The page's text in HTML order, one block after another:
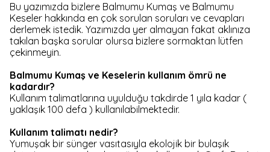
Bu yazımızda bizlere Balmumu Kumaş ve Balmumu
Keseler hakkında en çok sorulan soruları ve cevapları
derlemek istedik. Yazımızda yer almayan fakat aklınıza
takılan başka sorular olursa bizlere sormaktan lütfen
çekinmeyin.
Balmumu Kumaş ve Keselerin kullanım ömrü ne
kadardır?
Kullanım talimatlarına uyulduğu takdirde 1 yıla kadar (
yaklaşık 100 defa ) kullanılabilmektedir.
Kullanım talimatı nedir?
Yumuşak bir sünger vasıtasıyla ekolojik bir bulaşık